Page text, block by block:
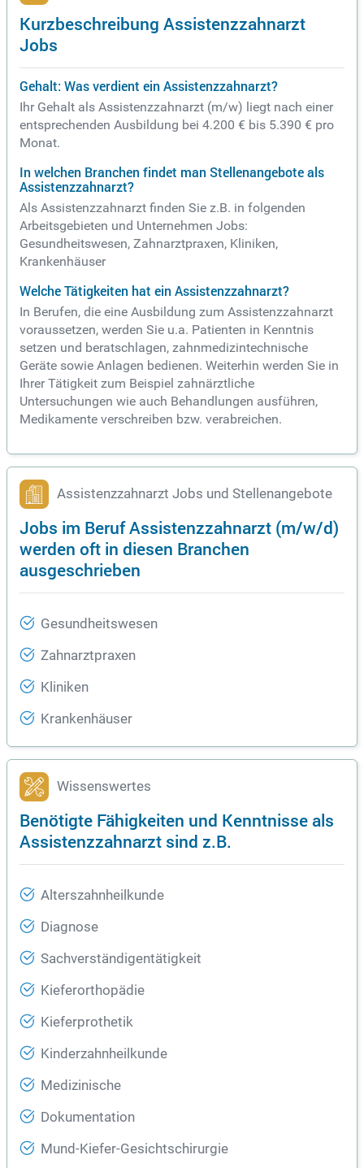
Kurzbeschreibung Assistenzzahnarzt
Jobs
Gehalt: Was verdient ein Assistenzzahnarzt?
Ihr Gehalt als Assistenzzahnarzt (m/w) liegt nach einer
entsprechenden Ausbildung bei 4.200 € bis 5.390 € pro
Monat.
In welchen Branchen findet man Stellenangebote als
Assistenzzahnarzt?
Als Assistenzzahnarzt finden Sie z.B. in folgenden
Arbeitsgebieten und Unternehmen Jobs:
Gesundheitswesen, Zahnarztpraxen, Kliniken,
Krankenhäuser
Welche Tätigkeiten hat ein Assistenzzahnarzt?
In Berufen, die eine Ausbildung zum Assistenzzahnarzt
voraussetzen, werden Sie u.a. Patienten in Kenntnis
setzen und beratschlagen, zahnmedizintechnische
Geräte sowie Anlagen bedienen. Weiterhin werden Sie in
Ihrer Tätigkeit zum Beispiel zahnärztliche
Untersuchungen wie auch Behandlungen ausführen,
Medikamente verschreiben bzw. verabreichen.
Assistenzzahnarzt Jobs und Stellenangebote
Jobs im Beruf Assistenzzahnarzt (m/w/d)
werden oft in diesen Branchen
ausgeschrieben
Gesundheitswesen
Zahnarztpraxen
Kliniken
Krankenhäuser
Wissenswertes
Benötigte Fähigkeiten und Kenntnisse als
Assistenzzahnarzt sind z.B.
Alterszahnheilkunde
Diagnose
Sachverständigentätigkeit
Kieferorthopädie
Kieferprothetik
Kinderzahnheilkunde
Medizinische
Dokumentation
Mund-Kiefer-Gesichtschirurgie